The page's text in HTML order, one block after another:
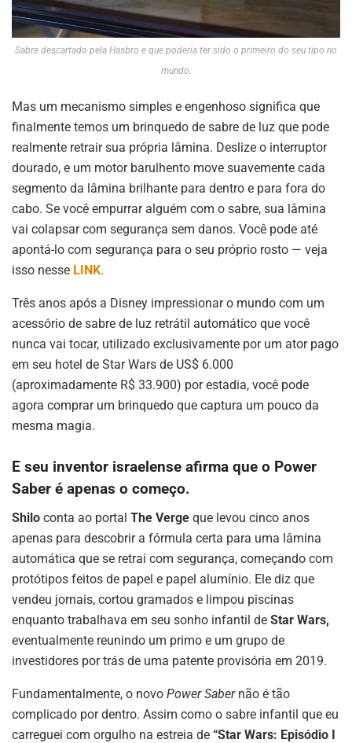
Sabre descartado pela Hasbro e que poderia ter sido o primeiro do seu tipo no
mundo.
Mas um mecanismo simples e engenhoso significa que
finalmente temos um brinquedo de sabre de luz que pode
realmente retrair sua própria lâmina. Deslize o interruptor
dourado, e um motor barulhento move suavemente cada
segmento da lâmina brilhante para dentro e para fora do
cabo. Se você empurrar alguém com o sabre, sua lâmina
vai colapsar com segurança sem danos. Você pode até
apontá-lo com segurança para o seu próprio rosto — veja
isso nesse LINK.
Três anos após a Disney impressionar o mundo com um
acessório de sabre de luz retrátil automático que você
nunca vai tocar, utilizado exclusivamente por um ator pago
em seu hotel de Star Wars de US$ 6.000
(aproximadamente R$ 33.900) por estadia, você pode
agora comprar um brinquedo que captura um pouco da
mesma magia.
E seu inventor israelense afirma que o Power
Saber é apenas o começo.
Shilo conta ao portal The Verge que levou cinco anos
apenas para descobrir a fórmula certa para uma lâmina
automática que se retrai com segurança, começando com
protótipos feitos de papel e papel alumínio. Ele diz que
vendeu jornais, cortou gramados e limpou piscinas
enquanto trabalhava em seu sonho infantil de Star Wars,
eventualmente reunindo um primo e um grupo de
investidores por trás de uma patente provisória em 2019.
Fundamentalmente, o novo Power Sabernão é tão
complicado por dentro. Assim como o sabre infantil que eu
carreguei com orgulho na estreia de “Star Wars: Episódio I